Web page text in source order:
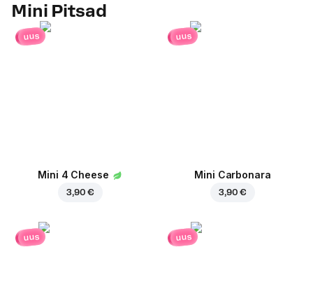
Mini Pitsad
uus
Mini 4 Cheese
3,90 €
uus
Mini Carbonara
3,90 €
uus uus